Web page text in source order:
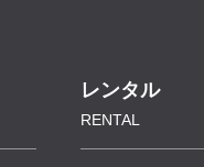
レンタル
RENTAL